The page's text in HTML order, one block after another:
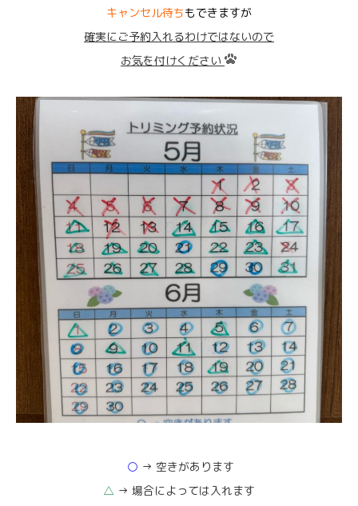
キャンセル待ちもできますが
確実にご予約入れるわけではないので
お気を付けください
○ → 空きがあります
△ → 場合によっては入れます